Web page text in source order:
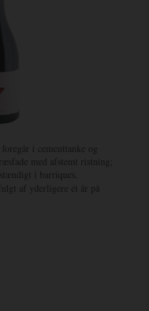
i cementtanke og
med afstemt ristning;
i barriques.
af yderligere ét år på